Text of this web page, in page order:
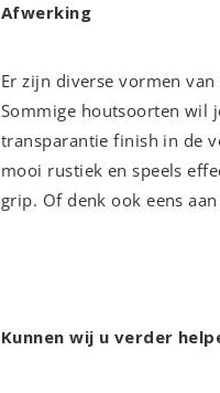
Afwerking
Er zijn diverse vormen
Sommige houtsoorten wil
transparantie finish in de
mooi rustiek en speels
grip. Of denk ook eens
Kunnen wij u verder